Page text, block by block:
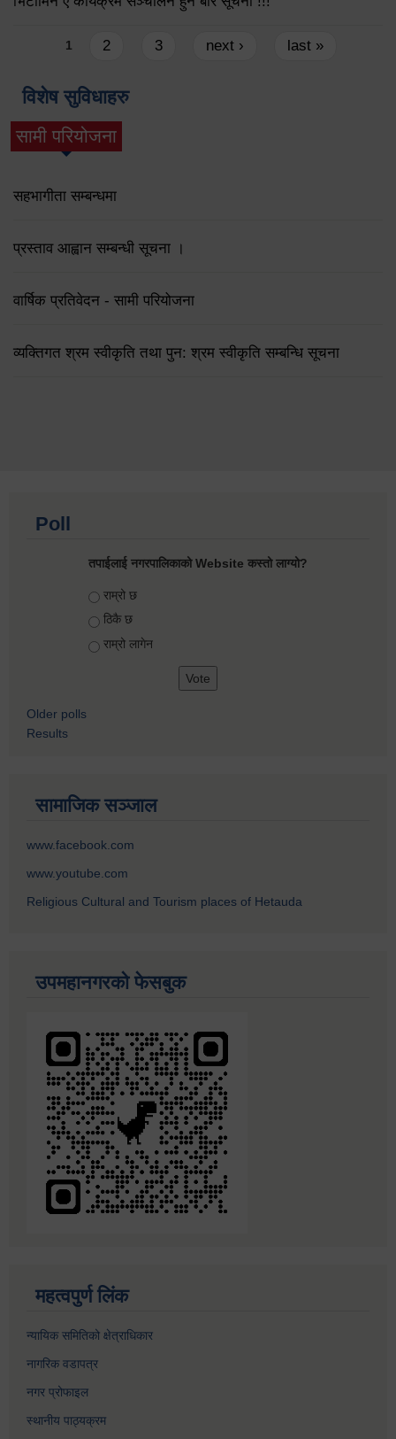
Pages
1 2 3 next › last »
विशेष सुविधाहरु
सामी परियोजना
(active tab)
सहभागीता सम्बन्धमा
प्रस्ताव आह्वान सम्बन्धी सूचना ।
वार्षिक प्रतिवेदन - सामी परियोजना
व्यक्तिगत श्रम स्वीकृति तथा पुन: श्रम स्वीकृति सम्बन्धि सूचना
Poll
तपाईलाई नगरपालिकाको Website कस्तो लाग्यो?
Choices
राम्रो छ
ठिकै छ
राम्रो लागेन
Older polls
Results
सामाजिक सञ्जाल
www.facebook.com
www.youtube.com
Religious Cultural and Tourism places of Hetauda
उपमहानगरको फेसबुक
महत्वपुर्ण लिंक
न्यायिक समितिको क्षेत्राधिकार
नागरिक वडापत्र
नगर प्रोफाइल
स्थानीय पाठ्यक्रम